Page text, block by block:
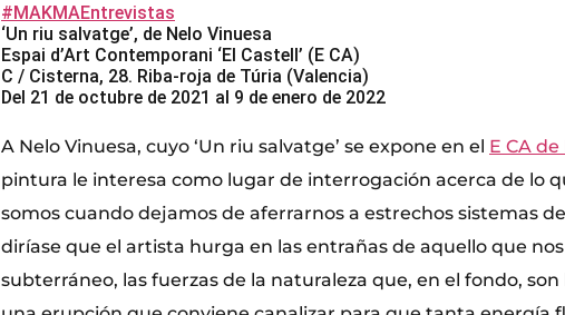
#MAKMAEntrevistas
‘Un riu salvatge’, de Nelo Vinuesa
Espai d’Art Contemporani ‘El Castell’ (E CA)
C / Cisterna, 28. Riba-roja de Túria (Valencia)
Del 21 de octubre de 2021 al 9 de enero de 2022
A Nelo Vinuesa, cuyo ‘Un riu salvatge’ se expone en el E CA
pintura le interesa como lugar de interrogación acerca de lo
somos cuando dejamos de aferrarnos a estrechos sistemas
diríase que el artista hurga en las entrañas de aquello que
subterráneo, las fuerzas de la naturaleza que, en el fondo, son